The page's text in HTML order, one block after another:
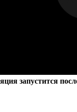
запустится